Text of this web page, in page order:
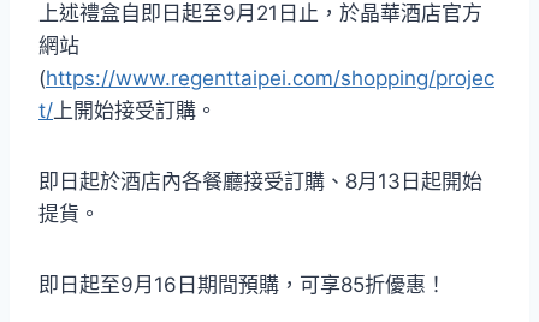
上述禮盒自即日起至9月21日止，於晶華酒店官方
網站
(https://www.regenttaipei.com/shopping/projec
t/上開始接受訂購。
即日起於酒店內各餐廳接受訂購、8月13日起開始
提貨。
即日起至9月16日期間預購，可享85折優惠！